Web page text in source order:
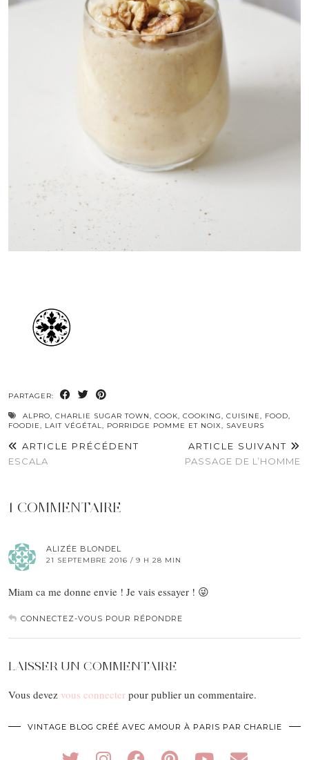
PARTAGER:
ALPRO, CHARLIE SUGAR TOWN, COOK, COOKING, CUISINE, FOOD,
FOODIE, LAIT VÉGÉTAL, PORRIDGE POMME ET NOIX, SAVEURS
ARTICLE PRÉCÉDENT
ESCALA
ARTICLE SUIVANT
PASSAGE DE L’HOMME
1 COMMENTAIRE
ALIZÉE BLONDEL
21 SEPTEMBRE 2016 / 9 H 28 MIN
Miam ca me donne envie ! Je vais essayer ! 😜
CONNECTEZ-VOUS POUR RÉPONDRE
LAISSER UN COMMENTAIRE
Vous devez vous connecter pour publier un commentaire.
VINTAGE BLOG CRÉÉ AVEC AMOUR À PARIS PAR CHARLIE